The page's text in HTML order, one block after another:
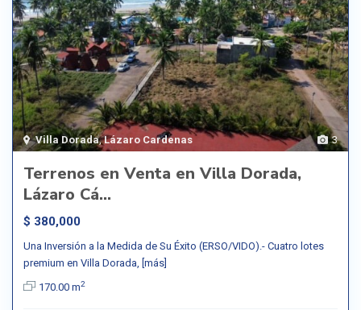
3
Villa Dorada,Lázaro Cardenas
Terrenos en Venta en Villa Dorada,
Lázaro Cá...
$ 380,000
Una Inversión a la Medida de Su Éxito (ERSO/VIDO).- Cuatro lotes
premium en Villa Dorada,
[más]
170.00 m2